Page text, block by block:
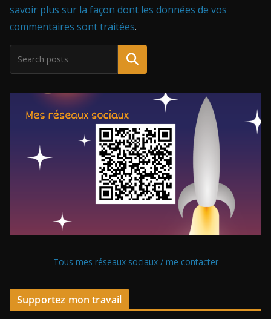
savoir plus sur la façon dont les données de vos
commentaires sont traitées.
Tous mes réseaux sociaux / me contacter
Supportez mon travail